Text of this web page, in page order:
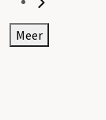
Meer